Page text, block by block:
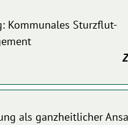
Kommunales Sturzflut-
als ganzheitlicher